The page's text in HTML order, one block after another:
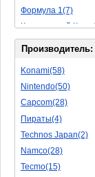
Формула 1(7)
Космический
Баскетбол(10)
Мультфильм(20)
Роботы(15)
Дебильные(1)
2D(164)
На Русском
Бокс(6)
Карате(11)
Производитель:
Konami(58)
Nintendo(50)
Capcom(28)
Пираты(4)
Technos Japan(2)
Namco(28)
Tecmo(15)